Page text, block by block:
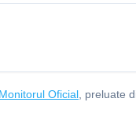
Monitorul Oficial , preluate